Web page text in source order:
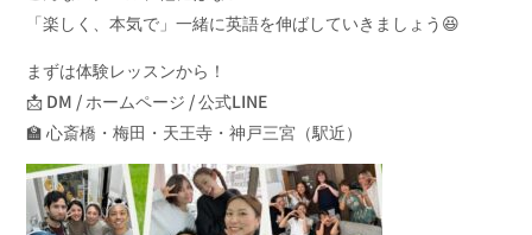
「楽しく、本気で」一緒に英語を伸ばしていきましょう😆
まずは体験レッスンから！
📩 DM / ホームページ / 公式LINE
🏫 心斎橋・梅田・天王寺・神戸三宮（駅近）